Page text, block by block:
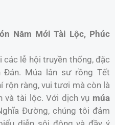
Năm Mới Tài Lộc, Phúc
các lễ hội truyền thống, đặc
Đán. Múa lân sư rồng Tết
rộn ràng, vui tươi mà còn là
và tài lộc. Với dịch vụ múa
Đường, chúng tôi đảm